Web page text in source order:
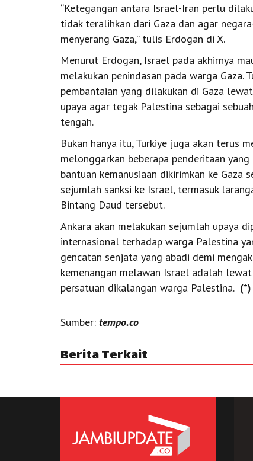
“Ketegangan antara Israel-Iran perlu
tidak teralihkan dari Gaza dan agar
menyerang Gaza,” tulis Erdogan di X.
Menurut Erdogan, Israel pada akhirnya
melakukan penindasan pada warga Gaza.
pembantaian yang dilakukan di Gaza
upaya agar tegak Palestina sebagai
tengah.
Bukan hanya itu, Turkiye juga akan terus
melonggarkan beberapa penderitaan
bantuan kemanusiaan dikirimkan ke Gaza
sejumlah sanksi ke Israel, termasuk
Bintang Daud tersebut.
Ankara akan melakukan sejumlah upaya
internasional terhadap warga Palestina
gencatan senjata yang abadi demi
kemenangan melawan Israel adalah
persatuan dikalangan warga Palestina. (*)
Sumber: tempo.co
Berita Terkait